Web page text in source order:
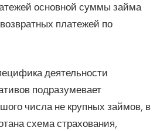
основной суммы займа
платежей по
деятельности
подразумевает
числа не крупных займов, в
схема страхования,